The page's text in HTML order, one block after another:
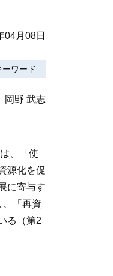
04月08日
ーワード
岡野 武志
、「使
源化を促
に寄与す
、「再資
る（第2